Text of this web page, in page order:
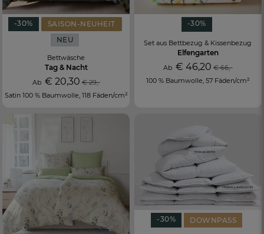
-30%
SAISON-NEUHEIT
NEU
Bettwäsche
Tag & Nacht
Ab € 20,30 € 29,-
Satin 100 % Baumwolle, 118 Fäden/cm²
-30%
Set aus Bettbezug & Kissenbezug
Elfengarten
Ab€ 46,20 € 66,-
100 % Baumwolle, 57 Fäden/cm²
-30% DOWNPASS